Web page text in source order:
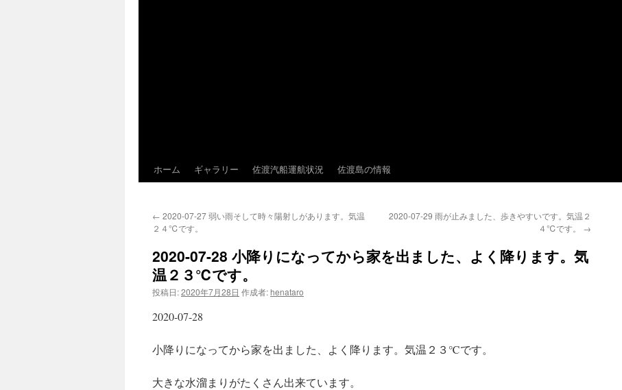
ホーム ギャラリー 佐渡汽船運航状況 佐渡島の情報
← 2020-07-27 弱い雨そして時々陽射しがあります。気温
２４℃です。
2020-07-29 雨が止みました、歩きやすいです。気温２
４℃です。 →
2020-07-28 小降りになってから家を出ました、よく降ります。気
温２３℃です。
投稿日:2020年7月28日 作成者: henataro
2020-07-28
小降りになってから家を出ました、よく降ります。気温２３℃です。
大きな水溜まりがたくさん出来ています。